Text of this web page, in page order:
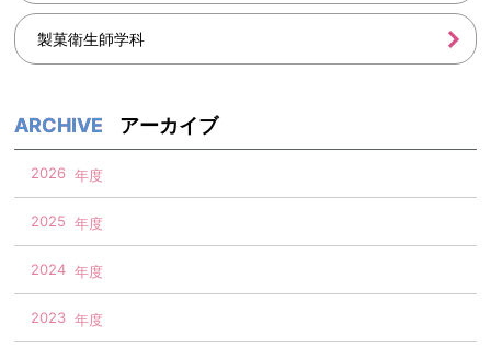
製菓衛生師学科
アーカイブ
2026
2025
2024
2023